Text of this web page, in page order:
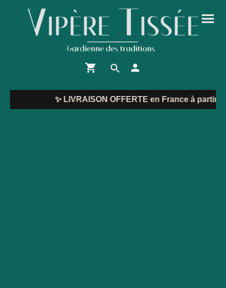
✨LIVRAISON OFFERTE en France à partir